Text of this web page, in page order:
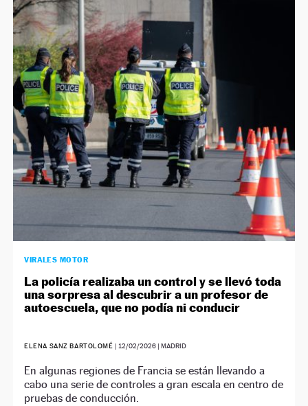
VIRALES MOTOR
La policía realizaba un control y se llevó toda
una sorpresa al descubrir a un profesor de
autoescuela, que no podía ni conducir
ELENA SANZ BARTOLOMÉ | 12/02/2026| MADRID
En algunas regiones de Francia se están llevando a
cabo una serie de controles a gran escala en centro de
pruebas de conducción.